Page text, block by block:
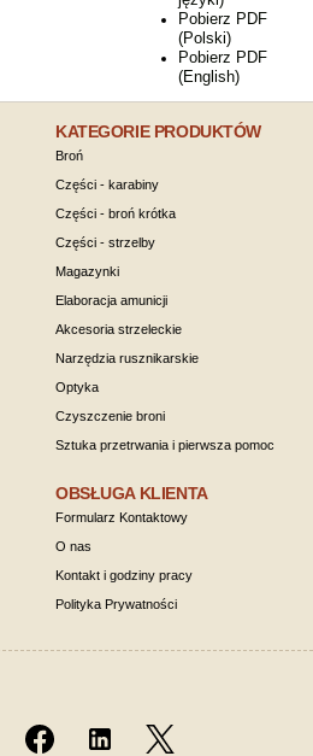
Pobierz PDF
(Polski)
Pobierz PDF
(English)
KATEGORIE PRODUKTÓW
Broń
Części - karabiny
Części - broń krótka
Części - strzelby
Magazynki
Elaboracja amunicji
Akcesoria strzeleckie
Narzędzia rusznikarskie
Optyka
Czyszczenie broni
Sztuka przetrwania i pierwsza pomoc
OBSŁUGA KLIENTA
Formularz Kontaktowy
O nas
Kontakt i godziny pracy
Polityka Prywatności
Instagram Facebook LinkedIn